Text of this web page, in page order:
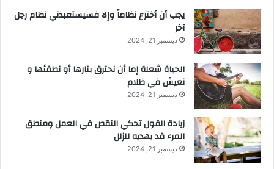
يجب أن أخترع نظاماً وإلا فسيستعبدني نظام رجل
آخر
ديسمبر 21, 2024
الحياة شعلة إما أن نحترق بنارها أو نطفئها و
نعيش في ظلام
ديسمبر 21, 2024
زيادة القول تحكي النقص في العمل ومنطق
المرء قد يهديه للزلل
ديسمبر 21, 2024